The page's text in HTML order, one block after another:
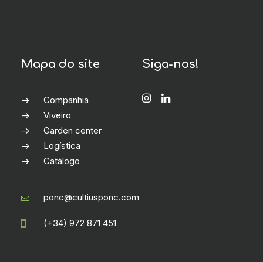
Mapa do site
Companhia
Viveiro
Garden center
Logística
Catálogo
Siga-nos!
ponc@cultiusponc.com
(+34) 972 871 451